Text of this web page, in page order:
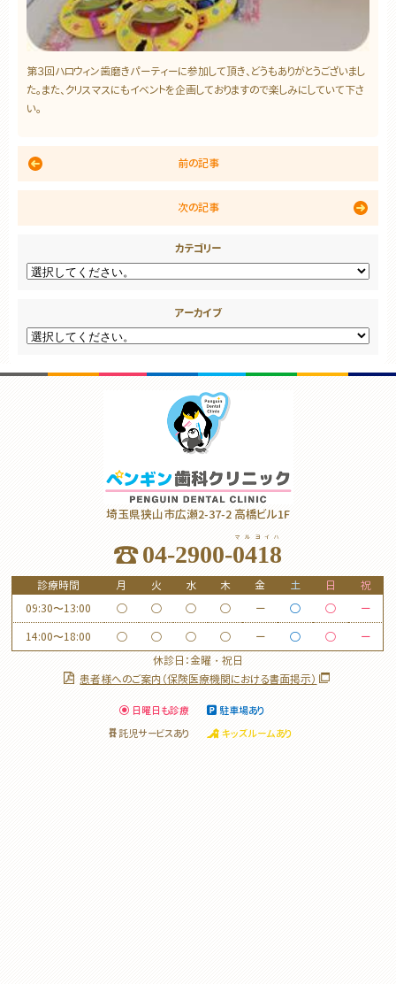
第３回ハロウィン歯磨きパーティーに参加して頂き、どうもありがとうございまし
た。また、クリスマスにもイベントを企画しておりますので楽しみにしていて下さ
い。
前の記事
次の記事
カテゴリー
アーカイブ
埼玉県狭山市広瀬2-37-2 高橋ビル1F
04-2900-0418
マルヨイハ
診療時間 月 火 水 木 金 土 日 祝
休診日：金曜・祝日
09:30〜13:00 ◯ ◯ ◯ ◯ ー ◯ ◯
ー
14:00〜18:00
◯ ◯ ◯ ◯ ー ◯ ◯ ー
患者様へのご案内（保険医療機関における書面掲示）
日曜日も診療
駐車場あり
託児サービスあり
キッズルームあり